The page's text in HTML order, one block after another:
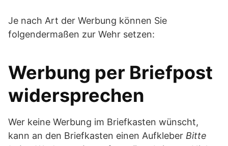
Je nach Art der Werbung können Sie
folgendermaßen zur Wehr setzen:
Werbung per Briefpost
widersprechen
Wer keine Werbung im Briefkasten wünscht,
kann an den Briefkasten einen Aufkleber Bitte